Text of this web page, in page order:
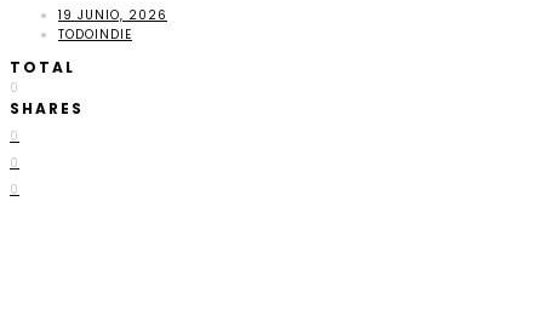
19 JUNIO, 2026
TODOINDIE
TOTAL
0
SHARES
0
0
0